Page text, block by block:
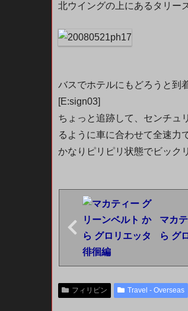
北ウイングの上にあるタリー
バスでホテルにもどろうと到
[E:sign03]
ちょっと追跡して、センチュ
るように車に合わせて全速力
かなりピリピリ状態でビック
マカ
ら グ
フィリピン Travel - Overseas